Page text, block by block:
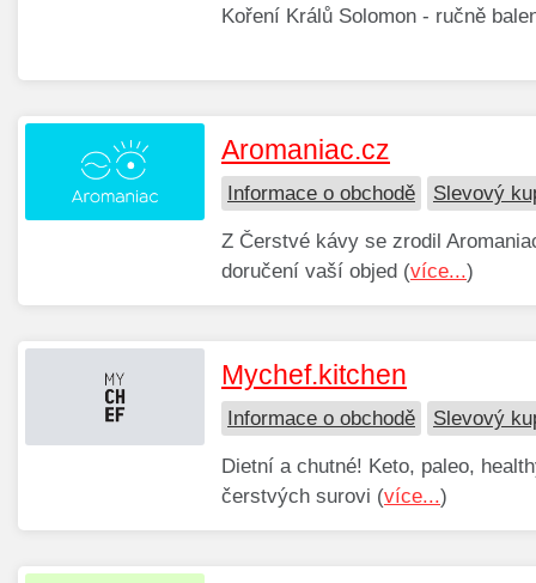
Koření Králů Solomon - ručně
Aromaniac.cz
Informace o obchodě Slevový
Z Čerstvé kávy se zrodil
doručení vaší objed (více...)
Mychef.kitchen
Informace o obchodě Slevový
Dietní a chutné! Keto, paleo,
čerstvých surovi (více...)